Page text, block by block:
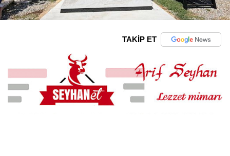
TAKİP ET